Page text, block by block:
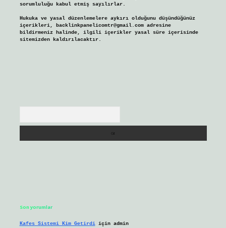
sorumluluğu kabul etmiş sayılırlar.
Hukuka ve yasal düzenlemelere aykırı olduğunu düşündüğünüz
içerikleri, backlinkpanelicomtr@gmail.comadresine
bildirmeniz halinde, ilgili içerikler yasal süre içerisinde
sitemizden kaldırılacaktır.
Son yorumlar
Kafes Sistemi Kim Getirdiiçin admin